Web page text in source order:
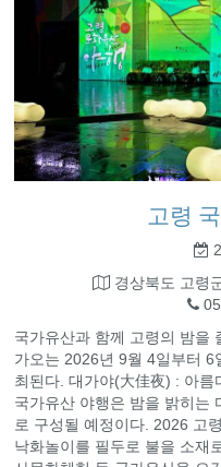
고령
경상북도 고령
국가유산과 함께 고령의 밤을
가오는 2026년 9월 4일부터 6
최된다. 대가야(大佳夜) : 아
국가유산 야행은 밤을 밝히는
로 구성될 예정이다. 2026 고
낙화놀이를 필두로 불을 소재